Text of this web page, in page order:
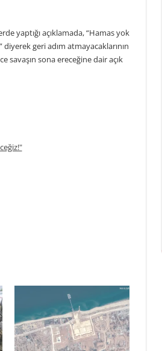
yaptığı açıklamada, “Hamas yok
geri adım atmayacaklarının
savaşın sona ereceğine dair açık